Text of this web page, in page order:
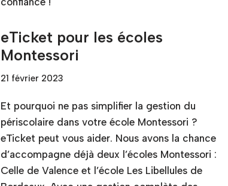
eTicket pour les écoles
Montessori
21 février 2023
Et pourquoi ne pas simplifier la gestion du
périscolaire dans votre école Montessori ?
eTicket peut vous aider. Nous avons la chance
d’accompagne déjà deux l’écoles Montessori :
Celle de Valence et l’école Les Libellules de